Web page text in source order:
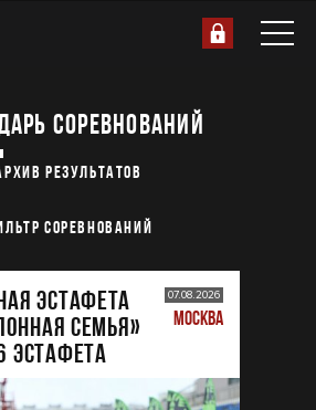
СОРЕВНОВАНИЙ
РЕЗУЛЬТАТОВ
СОРЕВНОВАНИЙ
эстафета
семья»
Эстафета
07.08.2026
МОСКВА